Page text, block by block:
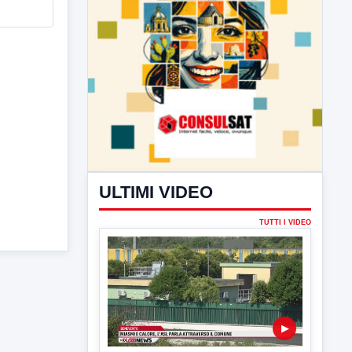
ULTIMI VIDEO
▶
7 AGOSTO 2026 ATTUALITÀ
Miasmi e Calore, l'ASL parla
attraverso il Comune